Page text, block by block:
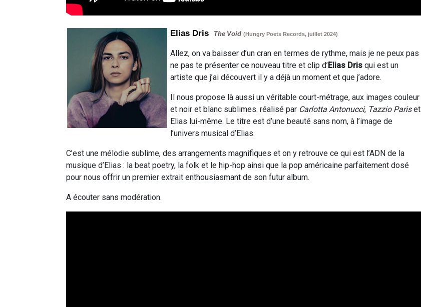
Elias Dris The Void (Hungry Poets Records, juillet 2024)
Allez, on va baisser d’un cran en termes de rythme, mais je ne peux pas
ne pas te présenter ce nouveau titre et clip d’Elias Dris qui est un
artiste que j’ai découvert il y a déjà un moment et que j’adore.
Il nous propose là aussi un véritable court-métrage, aux images couleur
et noir et blanc sublimes. réalisé par Carlotta Antonucci, Tazzio Pariset
Elias lui-même. Le titre est d’une beauté sans nom, à l’image de
l’univers musical d’Elias.
C’est une mélodie sublime, des arrangements magnifiques et on y retrouve ce qui est l’ADN de la
musique d’Elias : la beat poetry, la folk et le hip-hop ainsi que la pop américaine parfaitement dosé
pour nous offrir un premier extrait enthousiasmant de son futur album.
A écouter sans modération.